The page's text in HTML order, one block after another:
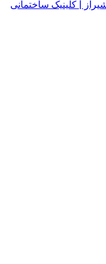
| کلینیک ساختمانی